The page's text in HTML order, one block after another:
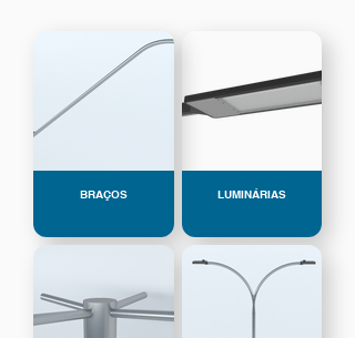
BRAÇOS LUMINÁRIAS